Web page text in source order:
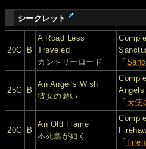
シークレット
20G B
A Road Less
Traveled
カントリーロード
「
25G B
An Angel's Wish
彼女の願い
Angels
「 天使
20G B
An Old Flame
不死鳥が如く
「